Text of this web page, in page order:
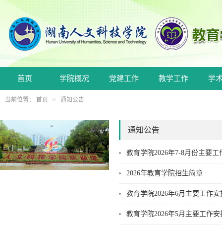
首页 学院概况 党建工作 教学工作 学
当前位置： 首页 > 通知公告
通知公告
教育学院2026年7-8月份主要工
2026年教育学院招生简章
教育学院2026年6月主要工作安
教育学院2026年5月主要工作安